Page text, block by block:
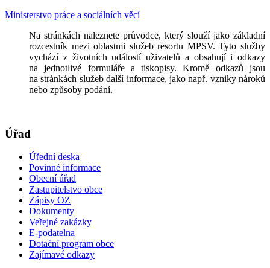
Ministerstvo práce a sociálních věcí
Na stránkách naleznete průvodce, který slouží jako základní
rozcestník mezi oblastmi služeb resortu MPSV. Tyto služby
vychází z životních událostí uživatelů a obsahují i odkazy
na jednotlivé formuláře a tiskopisy. Kromě odkazů jsou
na stránkách služeb další informace, jako např. vzniky nároků
nebo způsoby podání.
Úřad
Úřední deska
Povinné informace
Obecní úřad
Zastupitelstvo obce
Zápisy OZ
Dokumenty
Veřejné zakázky
E-podatelna
Dotační program obce
Zajímavé odkazy